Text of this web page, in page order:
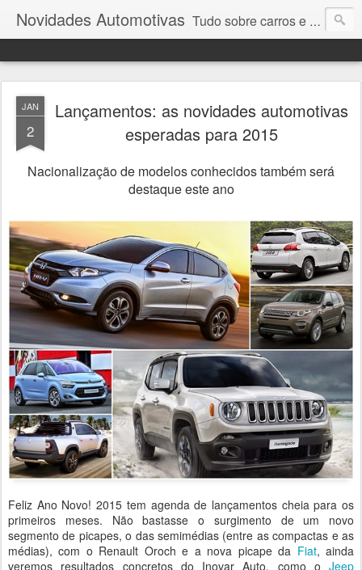
Novidades Automotivas Tudo sobre carros e motores
JAN
2
Lançamentos: as novidades automotivas
esperadas para 2015
Nacionalização de modelos conhecidos também será
destaque este ano
Feliz Ano Novo! 2015 tem agenda de lançamentos cheia para os
primeiros meses. Não bastasse o surgimento de um novo
segmento de picapes, o das semimédias (entre as compactas e as
médias), com o Renault Oroch e a nova picape da Fiat, ainda
veremos resultados concretos do Inovar Auto, como o Jeep